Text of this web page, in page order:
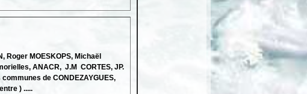
MOESKOPS, Michaël
ANACR, J.M CORTES, JP.
de CONDEZAYGUES,
) .....